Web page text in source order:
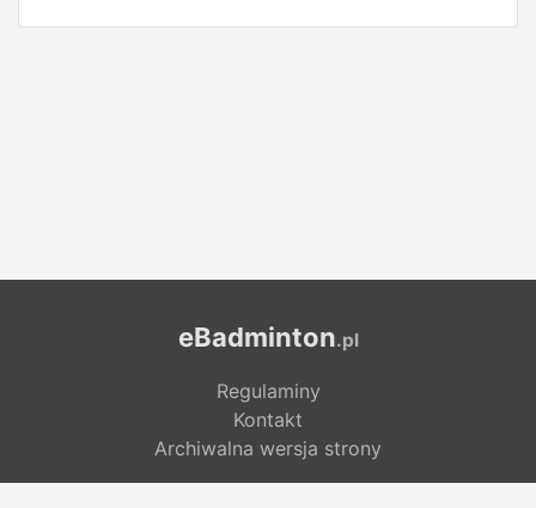
eBadminton.pl
Regulaminy
Kontakt
Archiwalna wersja strony